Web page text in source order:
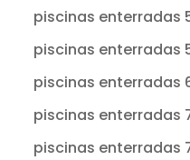
piscinas enterradas
piscinas enterradas
piscinas enterradas
piscinas enterradas
piscinas enterradas